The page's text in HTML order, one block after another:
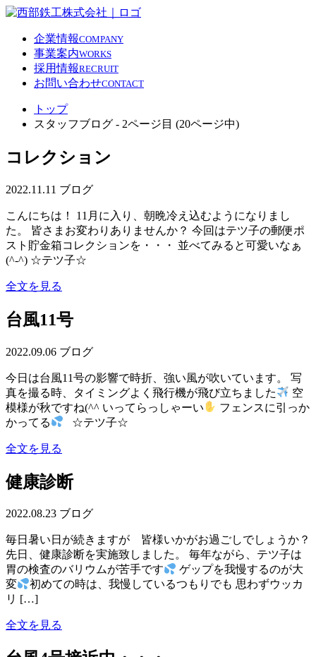
企業情報COMPANY
事業案内WORKS
採用情報RECRUIT
お問い合わせCONTACT
トップ
スタッフブログ - 2ページ目 (20ページ中)
コレクション
2022.11.11 ブログ
こんにちは！ 11月に入り、朝晩冷え込むようになりまし
た。 皆さまお変わりありませんか？ 今回はテツ子の郵便ポ
スト貯金箱コレクションを・・・ 並べてみると可愛いなぁ
(^-^) ☆テツ子☆
全文を見る
台風11号
2022.09.06 ブログ
今日は台風11号の影響で時折、強い風が吹いています。 写
真を撮る時、タイミングよく飛行機が飛び立ちました
空
模様が秋ですね(^^ いってらっしゃーい
フェンスに引っか
かってる
☆テツ子☆
全文を見る
健康診断
2022.08.23 ブログ
毎日暑い日が続きますが 皆様いかがお過ごしでしょうか？
先日、健康診断を実施致しました。 毎年ながら、テツ子は
胃の検査のバリウムが苦手です
ゲップを我慢するのが大
変
初めての時は、我慢しているつもりでも 思わずウッカ
リ […]
全文を見る